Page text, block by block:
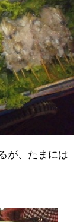
が、たまには